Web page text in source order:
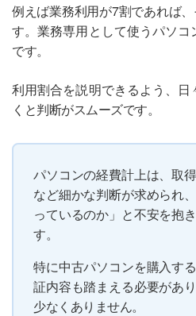
例えば業務利用が7割であれば
す。業務専用として使うパソ
です。
利用割合を説明できるよう、
くと判断がスムーズです。
パソコンの経費計上は、取
など細かな判断が求められ
っているのか」と不安を抱
す。
特に中古パソコンを購入す
証内容も踏まえる必要があ
少なくありません。